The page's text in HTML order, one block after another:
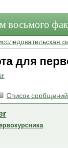
восьмого
для
Список сообщений